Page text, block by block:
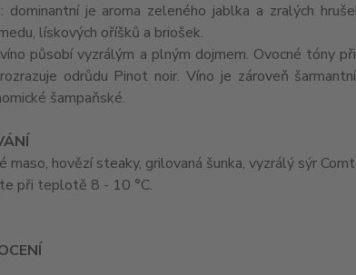
: dominantní je aroma zeleného jablka a zralých
lískových oříšků a briošek.
působí vyzrálým a plným dojmem. Ovocné tóny
odrůdu Pinot noir. Víno je zároveň
šampaňské.
maso, hovězí steaky, grilovaná šunka, vyzrálý sýr
při teplotě 8 - 10 °C.